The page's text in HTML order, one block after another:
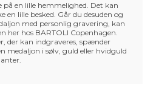
en lille hemmelighed. Det kan
en lille besked. Går du desuden og
med personlig gravering, kan
her hos BARTOLI Copenhagen.
der kan indgraveres, spænder
medaljon i sølv, guld eller hvidguld